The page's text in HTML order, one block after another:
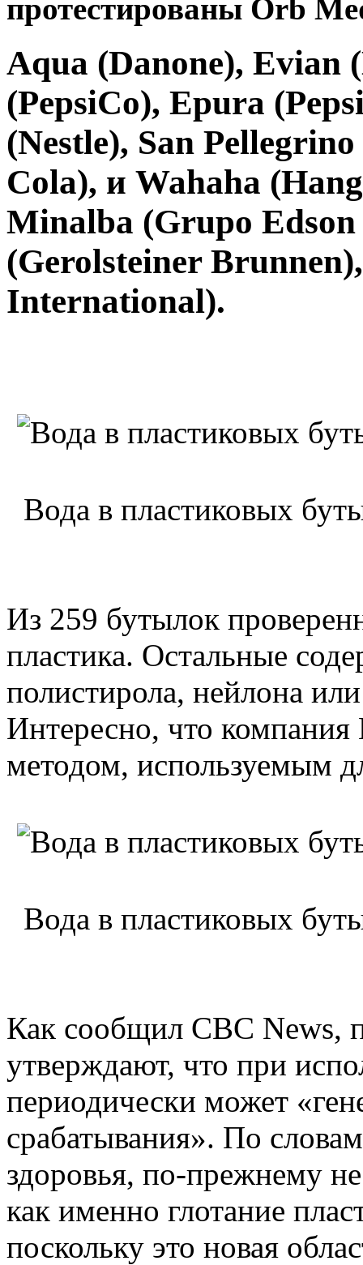
протестированы Orb
Aqua (Danone), Evian (
(PepsiCo), Epura (
(Nestle), San Pellegrino
Cola), и Wahaha (
Minalba (Grupo
(Gerolsteiner Brunnen
International).
Вода в пластиковых
Из 259 бутылок
пластика. Остальные
полистирола, нейлона
Интересно, что компания
методом, используемым
Вода в пластиковых
Как сообщил CBC News,
утверждают, что при
периодически может
срабатывания». По
здоровья, по-прежнему
как именно глотание
поскольку это новая